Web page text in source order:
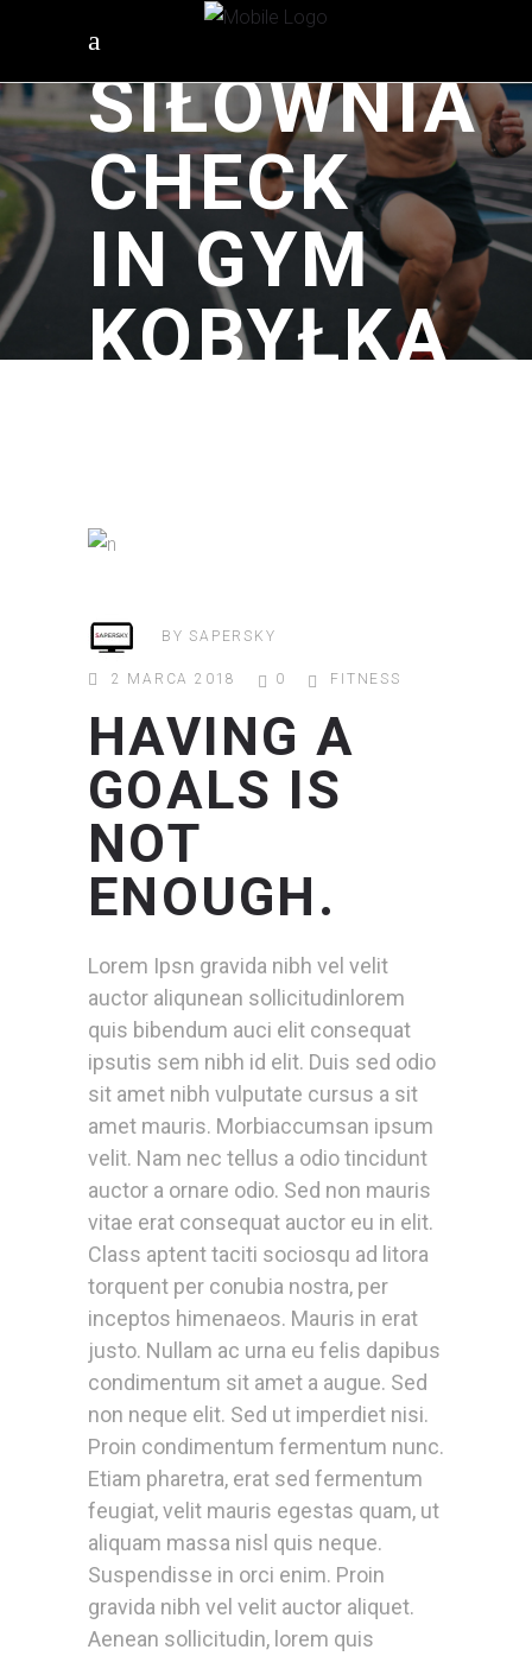
SIŁOWNIA
CHECK
IN GYM
KOBYŁKA
BY SAPERSKY
2 MARCA 2018 0 FITNESS
HAVING A
GOALS IS
NOT
ENOUGH.
Lorem Ipsn gravida nibh vel velit
auctor aliqunean sollicitudinlorem
quis bibendum auci elit consequat
ipsutis sem nibh id elit. Duis sed odio
sit amet nibh vulputate cursus a sit
amet mauris. Morbiaccumsan ipsum
velit. Nam nec tellus a odio tincidunt
auctor a ornare odio. Sed non mauris
vitae erat consequat auctor eu in elit.
Class aptent taciti sociosqu ad litora
torquent per conubia nostra, per
inceptos himenaeos. Mauris in erat
justo. Nullam ac urna eu felis dapibus
condimentum sit amet a augue. Sed
non neque elit. Sed ut imperdiet nisi.
Proin condimentum fermentum nunc.
Etiam pharetra, erat sed fermentum
feugiat, velit mauris egestas quam, ut
aliquam massa nisl quis neque.
Suspendisse in orci enim. Proin
gravida nibh vel velit auctor aliquet.
Aenean sollicitudin, lorem quis